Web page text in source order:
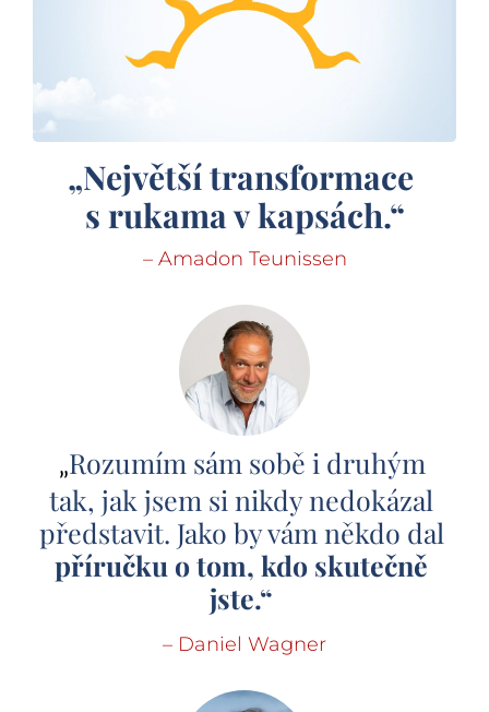
„Největší transformace
s rukama v kapsách.“
– Amadon Teunissen
„Rozumím sám sobě i druhým
tak, jak jsem si nikdy nedokázal
představit. Jako by vám někdo dal
příručku o tom, kdo skutečně
jste.“
– Daniel Wagner